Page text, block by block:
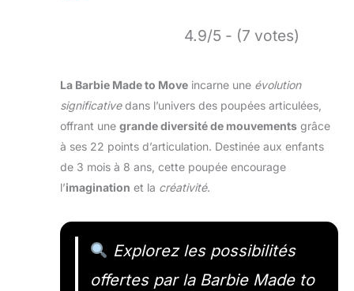
4.9/5 - (7 votes)
La Barbie Made to Move incarne une évolution
significativedans l’univers des poupées articulées,
offrant une grande diversité de mouvements grâce
à ses 22 points d’articulation. Destinée aux enfants
de 3 mois à 8 ans, cette poupée encourage
l’imagination et la créativité.
Explorez les possibilités
offertes par la Barbie Made to